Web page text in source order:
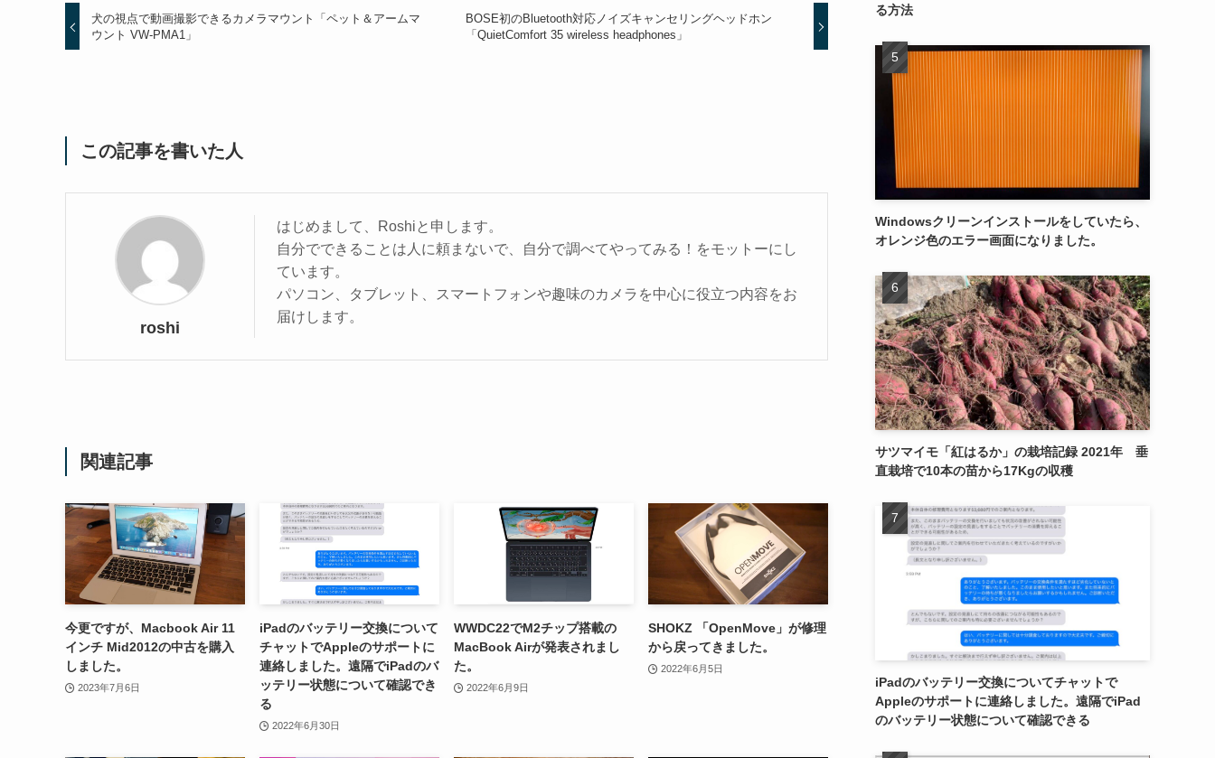
犬の視点で動画撮影できるカメラマウント「ペット＆アームマ
ウント VW-PMA1」
BOSE初のBluetooth対応ノイズキャンセリングヘッドホン
「QuietComfort 35 wireless headphones」
この記事を書いた人
roshi
はじめまして、Roshiと申します。
自分でできることは人に頼まないで、自分で調べてやってみる！をモットーにし
ています。
パソコン、タブレット、スマートフォンや趣味のカメラを中心に役立つ内容をお
届けします。
関連記事
今更ですが、Macbook Air 11
インチ Mid2012の中古を購入
しました。
2023年7月6日
iPadのバッテリー交換について
チャットでAppleのサポートに
連絡しました。遠隔でiPadのバ
ッテリー状態について確認でき
る
2022年6月30日
WWDC22でM2チップ搭載の
MacBook Airが発表されまし
た。
2022年6月9日
SHOKZ 「OpenMove」が修理
から戻ってきました。
2022年6月5日
る方法
Windowsクリーンインストールをしていたら、
オレンジ色のエラー画面になりました。
サツマイモ「紅はるか」の栽培記録 2021年 垂
直栽培で10本の苗から17Kgの収穫
iPadのバッテリー交換についてチャットで
Appleのサポートに連絡しました。遠隔でiPad
のバッテリー状態について確認できる